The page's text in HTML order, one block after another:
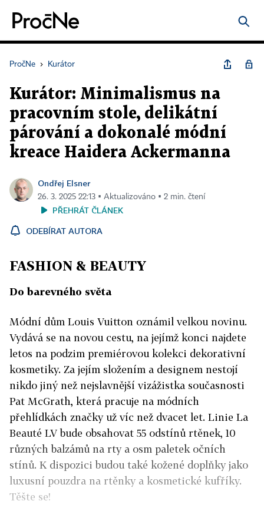
PročNe › Kurátor
Kurátor: Minimalismus na
pracovním stole, delikátní
párování a dokonalé módní
kreace Haidera Ackermanna
Ondřej Elsner
26. 3. 2025 22:13 ▪ Aktualizováno ▪ 2 min. čtení
PŘEHRÁT ČLÁNEK
ODEBÍRAT AUTORA
FASHION & BEAUTY
Do barevného světa
Módní dům Louis Vuitton oznámil velkou novinu.
Vydává se na novou cestu, na jejímž konci najdete
letos na podzim premiérovou kolekci dekorativní
kosmetiky. Za jejím složením a designem nestojí
nikdo jiný než nejslavnější vizážistka současnosti
Pat McGrath, která pracuje na módních
přehlídkách značky už víc než dvacet let. Linie La
Beauté LV bude obsahovat 55 odstínů rtěnek, 10
různých balzámů na rty a osm paletek očních
stínů. K dispozici budou také kožené doplňky jako
luxusní pouzdra na rtěnky a kosmetické kufříky.
Těšte se!